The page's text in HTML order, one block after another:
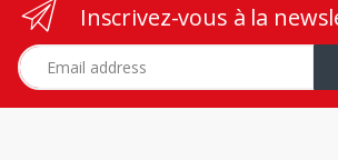
Inscrivez-vous à la
Adresse e-mail